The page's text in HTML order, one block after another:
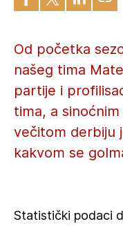
Od početka
našeg tima
partije i
tima, a
večitom derbiju
kakvom se
Statistički podaci